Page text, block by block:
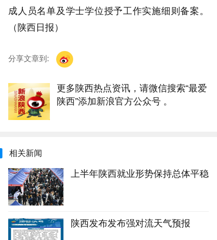
成人员名单及学士学位授予工作实施细则备案。
（陕西日报）
分享文章到:
更多陕西热点资讯，请微信搜索“最爱
陕西”添加新浪官方公众号 。
相关新闻
上半年陕西就业形势保持总体平稳
陕西发布发布强对流天气预报